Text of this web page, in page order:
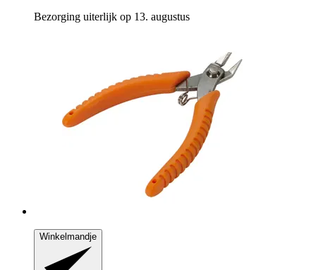
Bezorging uiterlijk op 13. augustus
Winkelmandje